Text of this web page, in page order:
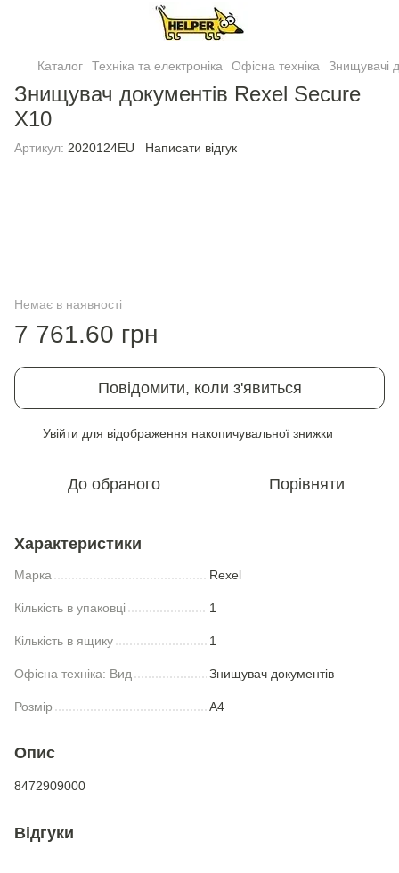
Каталог Техніка та електроніка Офісна техніка Знищувачi
Знищувач документiв Rexel Secure
X10
Артикул: 2020124EU Написати відгук
Немає в наявності
7 761.60 грн
Повідомити, коли з'явиться
Увійти для відображення накопичувальної знижки
До обраного Порівняти
Характеристики
Марка Rexel
Кількість в упаковці 1
Кількість в ящику 1
Офiсна техніка: Вид Знищувач документiв
Розмір А4
Опис
8472909000
Відгуки